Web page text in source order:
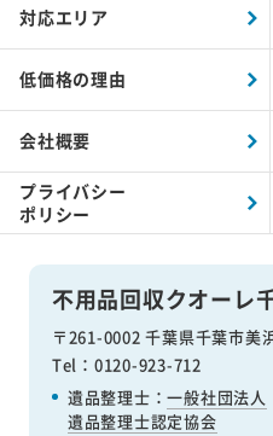
不用品回収クオーレ
〒261-0002 千葉県千葉市美
Tel：0120-923-712
遺品整理士：一般社団法人
遺品整理士認定協会
対応エリア
低価格の理由
会社概要
プライバシー
ポリシー